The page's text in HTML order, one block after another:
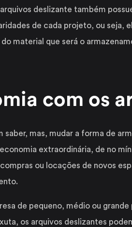
deslizante também
de cada projeto, ou seja,
material que será o
com os
saber, mas, mudar a forma de
extraordinária, de no
ou locações de novos
de pequeno, médio ou
os arquivos deslizantes